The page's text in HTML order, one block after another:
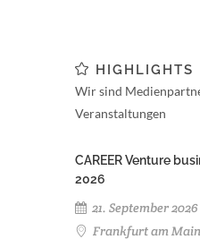
HIGHLIGHTS
Wir sind
Veranstaltungen
CAREER Venture
2026
21. September 2026
Frankfurt am Main